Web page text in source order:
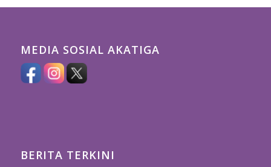
MEDIA SOSIAL AKATIGA
BERITA TERKINI